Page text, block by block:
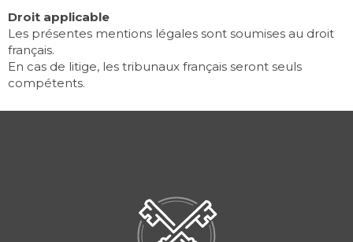
Droit applicable
Les présentes mentions légales sont soumises au droit
français.
En cas de litige, les tribunaux français seront seuls
compétents.